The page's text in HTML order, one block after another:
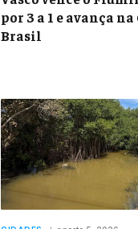
por 3 a 1 e avança na
Brasil